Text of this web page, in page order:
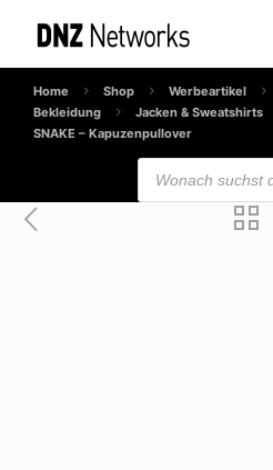
Home Shop Werbeartikel
Bekleidung
Jacken & Sweatshirts
SNAKE – Kapuzenpullover
Products
search